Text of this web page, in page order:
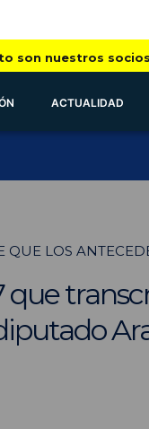
son nuestros
ACTUALIDAD
LOS
que